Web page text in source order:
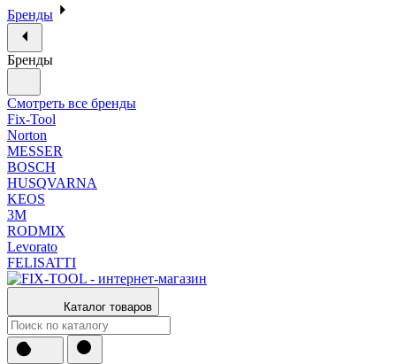
Бренды
Бренды
Смотреть все бренды
Fix-Tool
Norton
MESSER
BOSCH
HUSQVARNA
KEOS
3М
RODMIX
Levorato
FELISATTI
Каталог товаров